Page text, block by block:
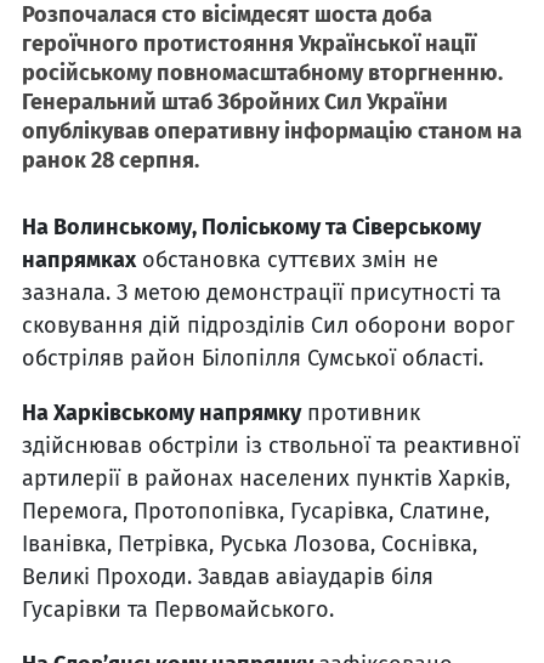
Розпочалася сто вісімдесят шоста доба
героїчного протистояння Української нації
російському повномасштабному вторгненню.
Генеральний штаб Збройних Сил України
опублікував оперативну інформацію станом на
ранок 28 серпня.
На Волинському, Поліському та Сіверському
напрямкахобстановка суттєвих змін не
зазнала. З метою демонстрації присутності та
сковування дій підрозділів Сил оборони ворог
обстріляв район Білопілля Сумської області.
На Харківському напрямкупротивник
здійснював обстріли із ствольної та реактивної
артилерії в районах населених пунктів Харків,
Перемога, Протопопівка, Гусарівка, Слатине,
Іванівка, Петрівка, Руська Лозова, Соснівка,
Великі Проходи. Завдав авіаударів біля
Гусарівки та Первомайського.